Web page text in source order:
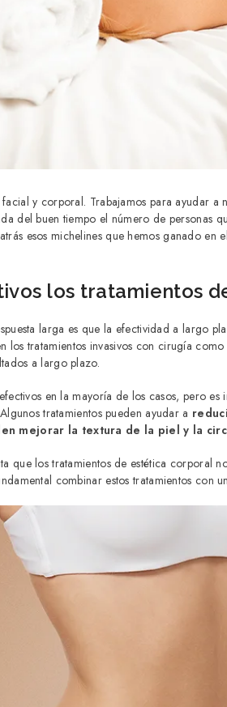
y corporal. Trabajamos para ayudar a
del buen tiempo el número de personas
esos michelines que hemos ganado en
los tratamientos
larga es que la efectividad a largo
los tratamientos invasivos con cirugía
a largo plazo.
en la mayoría de los casos, pero
tratamientos pueden ayudar a
mejorar la textura de la piel y la
que los tratamientos de estética corporal
combinar estos tratamientos con